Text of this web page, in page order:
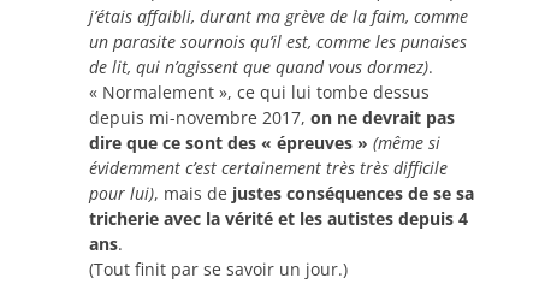
j’étais affaibli, durant ma grève de la faim, comme
un parasite sournois qu’il est, comme les punaises
de lit, qui n’agissent que quand vous dormez).
« Normalement », ce qui lui tombe dessus
depuis mi-novembre 2017, on ne devrait pas
dire que ce sont des « épreuves » (même si
évidemment c’est certainement très très difficile
pour lui), mais de justes conséquences de se sa
tricherie avec la vérité et les autistes depuis 4
ans.
(Tout finit par se savoir un jour.)